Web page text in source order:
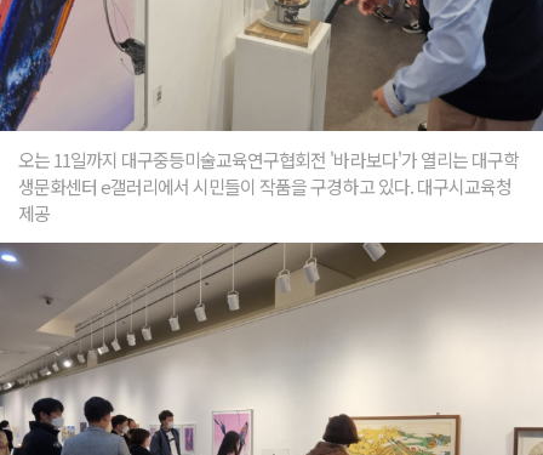
오는 11일까지 대구중등미술교육연구협회전 '바라보다'가 열리는 대구학
생문화센터 e갤러리에서 시민들이 작품을 구경하고 있다. 대구시교육청
제공